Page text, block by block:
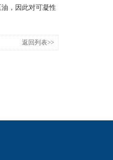
，因此对可凝性
返回列表>>